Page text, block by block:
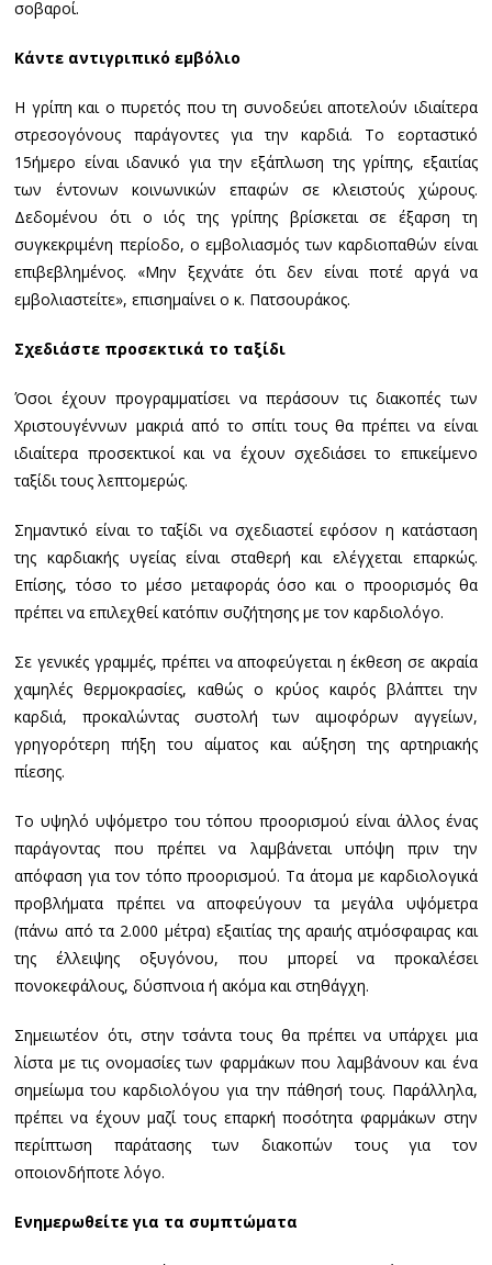
σοβαροί.
Κάντε αντιγριπικό εμβόλιο
Η γρίπη και ο πυρετός που τη συνοδεύει αποτελούν ιδιαίτερα
στρεσογόνους παράγοντες για την καρδιά. Το εορταστικό
15ήμερο είναι ιδανικό για την εξάπλωση της γρίπης, εξαιτίας
των έντονων κοινωνικών επαφών σε κλειστούς χώρους.
Δεδομένου ότι ο ιός της γρίπης βρίσκεται σε έξαρση τη
συγκεκριμένη περίοδο, ο εμβολιασμός των καρδιοπαθών είναι
επιβεβλημένος. «Μην ξεχνάτε ότι δεν είναι ποτέ αργά να
εμβολιαστείτε», επισημαίνει ο κ. Πατσουράκος.
Σχεδιάστε προσεκτικά το ταξίδι
Όσοι έχουν προγραμματίσει να περάσουν τις διακοπές των
Χριστουγέννων μακριά από το σπίτι τους θα πρέπει να είναι
ιδιαίτερα προσεκτικοί και να έχουν σχεδιάσει το επικείμενο
ταξίδι τους λεπτομερώς.
Σημαντικό είναι το ταξίδι να σχεδιαστεί εφόσον η κατάσταση
της καρδιακής υγείας είναι σταθερή και ελέγχεται επαρκώς.
Επίσης, τόσο το μέσο μεταφοράς όσο και ο προορισμός θα
πρέπει να επιλεχθεί κατόπιν συζήτησης με τον καρδιολόγο.
Σε γενικές γραμμές, πρέπει να αποφεύγεται η έκθεση σε ακραία
χαμηλές θερμοκρασίες, καθώς ο κρύος καιρός βλάπτει την
καρδιά, προκαλώντας συστολή των αιμοφόρων αγγείων,
γρηγορότερη πήξη του αίματος και αύξηση της αρτηριακής
πίεσης.
Το υψηλό υψόμετρο του τόπου προορισμού είναι άλλος ένας
παράγοντας που πρέπει να λαμβάνεται υπόψη πριν την
απόφαση για τον τόπο προορισμού. Τα άτομα με καρδιολογικά
προβλήματα πρέπει να αποφεύγουν τα μεγάλα υψόμετρα
(πάνω από τα 2.000 μέτρα) εξαιτίας της αραιής ατμόσφαιρας και
της έλλειψης οξυγόνου, που μπορεί να προκαλέσει
πονοκεφάλους, δύσπνοια ή ακόμα και στηθάγχη.
Σημειωτέον ότι, στην τσάντα τους θα πρέπει να υπάρχει μια
λίστα με τις ονομασίες των φαρμάκων που λαμβάνουν και ένα
σημείωμα του καρδιολόγου για την πάθησή τους. Παράλληλα,
πρέπει να έχουν μαζί τους επαρκή ποσότητα φαρμάκων στην
περίπτωση παράτασης των διακοπών τους για τον
οποιονδήποτε λόγο.
Ενημερωθείτε για τα συμπτώματα